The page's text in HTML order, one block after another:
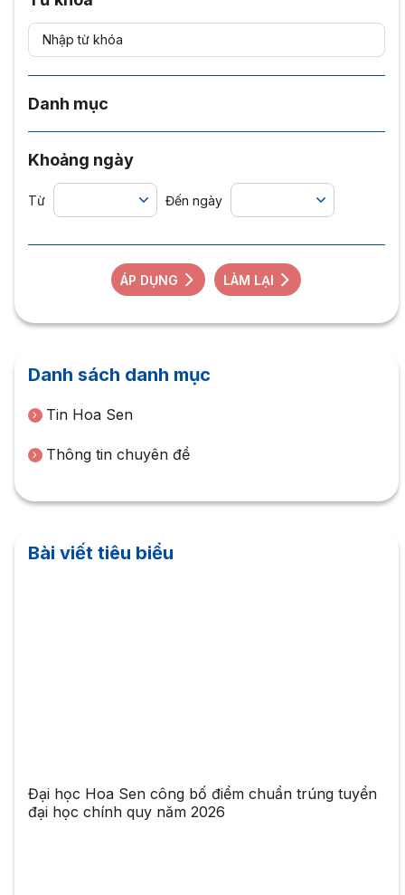
Danh mục
Khoảng ngày
Từ Đến ngày
ÁP DỤNG LÀM LẠI
Danh sách danh mục
Tin Hoa Sen
Thông tin chuyên đề
Bài viết tiêu biểu
Đại học Hoa Sen công bố điểm chuẩn trúng tuyển
đại học chính quy năm 2026